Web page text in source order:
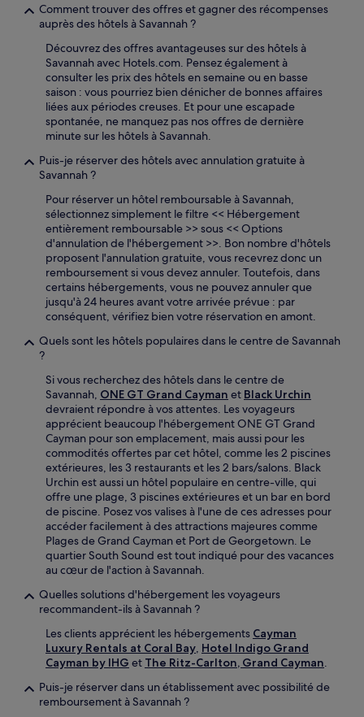
Comment trouver des offres et gagner des récompenses
auprès des hôtels à Savannah ?
Découvrez des offres avantageuses sur des hôtels à
Savannah avec Hotels.com. Pensez également à
consulter les prix des hôtels en semaine ou en basse
saison : vous pourriez bien dénicher de bonnes affaires
liées aux périodes creuses. Et pour une escapade
spontanée, ne manquez pas nos offres de dernière
minute sur les hôtels à Savannah.
Puis-je réserver des hôtels avec annulation gratuite à
Savannah ?
Pour réserver un hôtel remboursable à Savannah,
sélectionnez simplement le filtre << Hébergement
entièrement remboursable >> sous << Options
d'annulation de l'hébergement >>. Bon nombre d'hôtels
proposent l'annulation gratuite, vous recevrez donc un
remboursement si vous devez annuler. Toutefois, dans
certains hébergements, vous ne pouvez annuler que
jusqu'à 24 heures avant votre arrivée prévue : par
conséquent, vérifiez bien votre réservation en amont.
Quels sont les hôtels populaires dans le centre de Savannah
?
Si vous recherchez des hôtels dans le centre de
Savannah, ONE GT Grand Cayman et Black Urchin
devraient répondre à vos attentes. Les voyageurs
apprécient beaucoup l'hébergement ONE GT Grand
Cayman pour son emplacement, mais aussi pour les
commodités offertes par cet hôtel, comme les 2 piscines
extérieures, les 3 restaurants et les 2 bars/salons. Black
Urchin est aussi un hôtel populaire en centre-ville, qui
offre une plage, 3 piscines extérieures et un bar en bord
de piscine. Posez vos valises à l'une de ces adresses pour
accéder facilement à des attractions majeures comme
Plages de Grand Cayman et Port de Georgetown. Le
quartier South Sound est tout indiqué pour des vacances
au cœur de l'action à Savannah.
Quelles solutions d'hébergement les voyageurs
recommandent-ils à Savannah ?
Les clients apprécient les hébergements Cayman
Luxury Rentals at Coral Bay, Hotel Indigo Grand
Cayman by IHG et The Ritz-Carlton, Grand Cayman.
Puis-je réserver dans un établissement avec possibilité de
remboursement à Savannah ?